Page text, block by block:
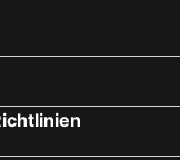
Rooms
Fam. Grce